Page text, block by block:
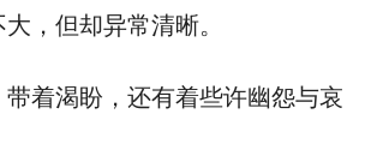
但却异常清晰。
渴盼，还有着些许幽怨与哀